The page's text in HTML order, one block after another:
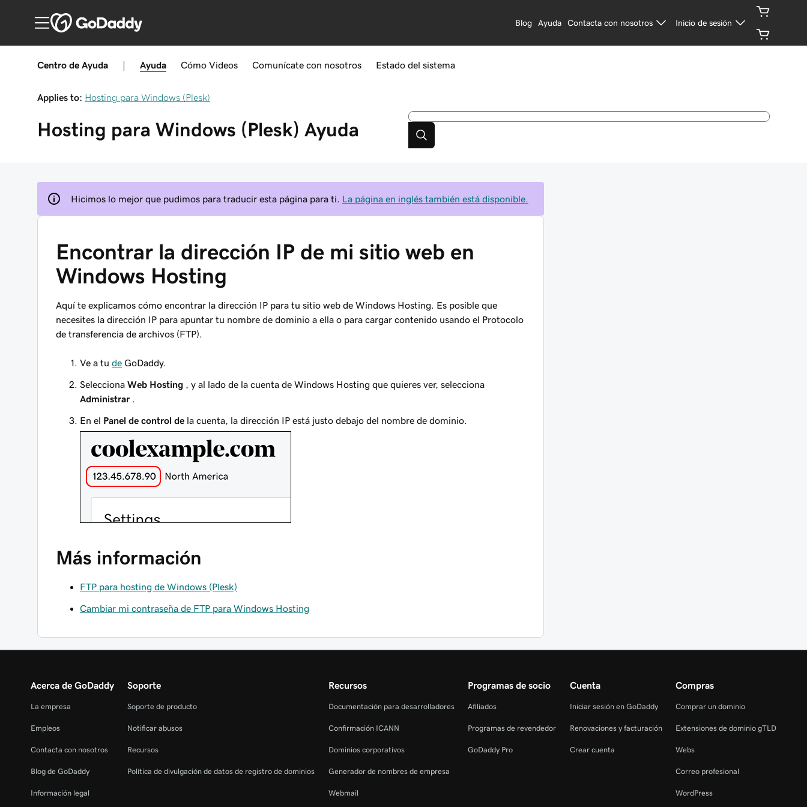
Blog Ayuda Contacta con nosotros Inicio de sesión
Centro de Ayuda Ayuda Cómo Videos Comunícate con nosotros Estado del sistema
Applies to: Hosting para Windows (Plesk)
Hosting para Windows (Plesk) Ayuda
Hicimos lo mejor que pudimos para traducir esta página para ti. La página en inglés también está disponible.
Encontrar la dirección IP de mi sitio web en
Windows Hosting
Aquí te explicamos cómo encontrar la dirección IP para tu sitio web de Windows Hosting. Es posible que
necesites la dirección IP para apuntar tu nombre de dominio a ella o para cargar contenido usando el Protocolo
de transferencia de archivos (FTP).
Ve a tu de GoDaddy.
Selecciona Web Hosting , y al lado de la cuenta de Windows Hosting que quieres ver, selecciona
Administrar
En el Panel de control de la cuenta, la dirección IP está justo debajo del nombre de dominio.
Más información
FTP para hosting de Windows (Plesk)
Cambiar mi contraseña de FTP para Windows Hosting
Acerca de GoDaddy
La empresa
Empleos
Contacta con nosotros
Blog de GoDaddy
Información legal
Soporte
Soporte de producto
Notificar abusos
Recursos
Política de divulgación de datos de registro de dominios
Recursos
Documentación para desarrolladores
Confirmación ICANN
Dominios corporativos
Generador de nombres de empresa
Webmail
Programas de socio
Afiliados
Programas de revendedor
GoDaddy Pro
Cuenta
Iniciar sesión en GoDaddy
Renovaciones y facturación
Crear cuenta
Compras
Comprar un dominio
Extensiones de dominio gTLD
Webs
Correo profesional
WordPress